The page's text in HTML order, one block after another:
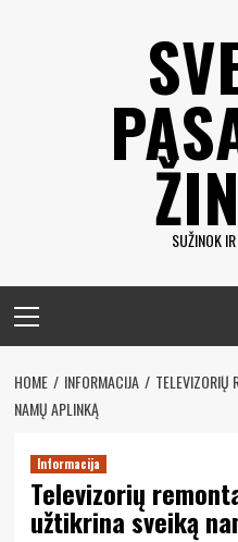
SUŽINOK
meniu
HOME INFORMACIJA
TELEVIZORIŲ
NAMŲ APLINKĄ
Informacija
Televizorių
užtikrina sveiką